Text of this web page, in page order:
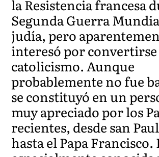
la Resistencia francesa
Segunda Guerra
judía, pero
interesó por
catolicismo. Aunque
probablemente no fue
se constituyó en un
muy apreciado por los
recientes, desde san
hasta el Papa Francisco.